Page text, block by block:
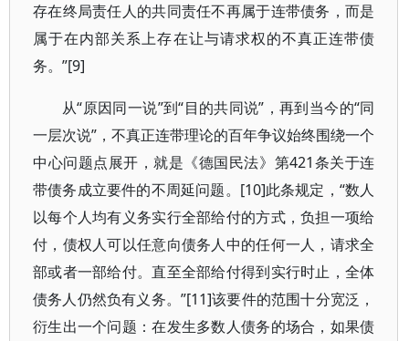
存在终局责任人的共同责任不再属于连带债务，而是
属于在内部关系上存在让与请求权的不真正连带债
务。”[9]
从“原因同一说”到“目的共同说”，再到当今的“同
一层次说”，不真正连带理论的百年争议始终围绕一个
中心问题点展开，就是《德国民法》第421条关于连
带债务成立要件的不周延问题。[10]此条规定，“数人
以每个人均有义务实行全部给付的方式，负担一项给
付，债权人可以任意向债务人中的任何一人，请求全
部或者一部给付。直至全部给付得到实行时止，全体
债务人仍然负有义务。”[11]该要件的范围十分宽泛，
衍生出一个问题：在发生多数人债务的场合，如果债